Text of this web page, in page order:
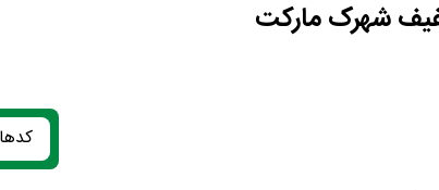
شهرک مارکت